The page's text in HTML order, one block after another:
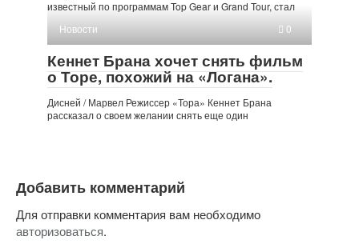
известный по программам Top Gear и Grand Tour, стал
Новости
0
Кеннет Брана хочет снять фильм
о Торе, похожий на «Логана».
Дисней / Марвел Режиссер «Тора» Кеннет Брана
рассказал о своем желании снять еще один
Добавить комментарий
Для отправки комментария вам необходимо
авторизоваться.